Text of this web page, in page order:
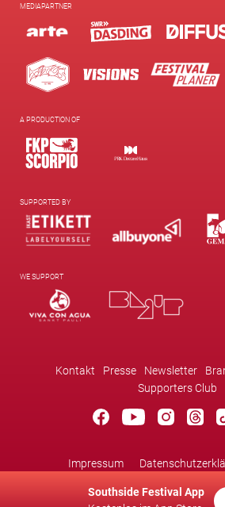
MEDIAPARTNER
A PRODUCTION OF
SUPPORTED BY
WE SUPPORT
Kontakt Presse Newsletter
Supporters Club
Impressum
Southside Festival App